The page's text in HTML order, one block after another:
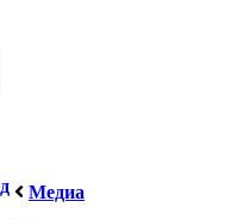
Медиа